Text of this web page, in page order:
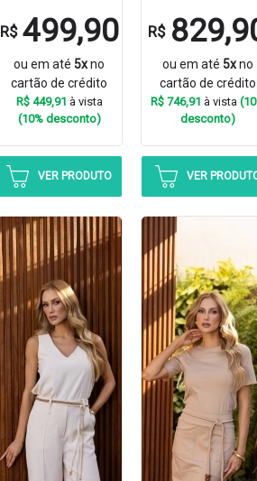
R$ 499,90
ou em até5xno
cartão de crédito
R$ 449,91 à vista
(10% desconto)
VER PRODUTO
R$
ou em até 5xno
cartão de crédito
R$ 746,91 à vista
desconto)
VER